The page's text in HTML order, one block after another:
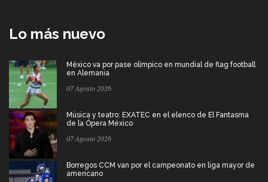
Lo más nuevo
México va por pase olímpico en mundial de flag football
en Alemania
07 Agosto 2026
Música y teatro: EXATEC en el elenco de El Fantasma
de la Ópera México
07 Agosto 2026
Borregos CCM van por el campeonato en liga mayor de
americano